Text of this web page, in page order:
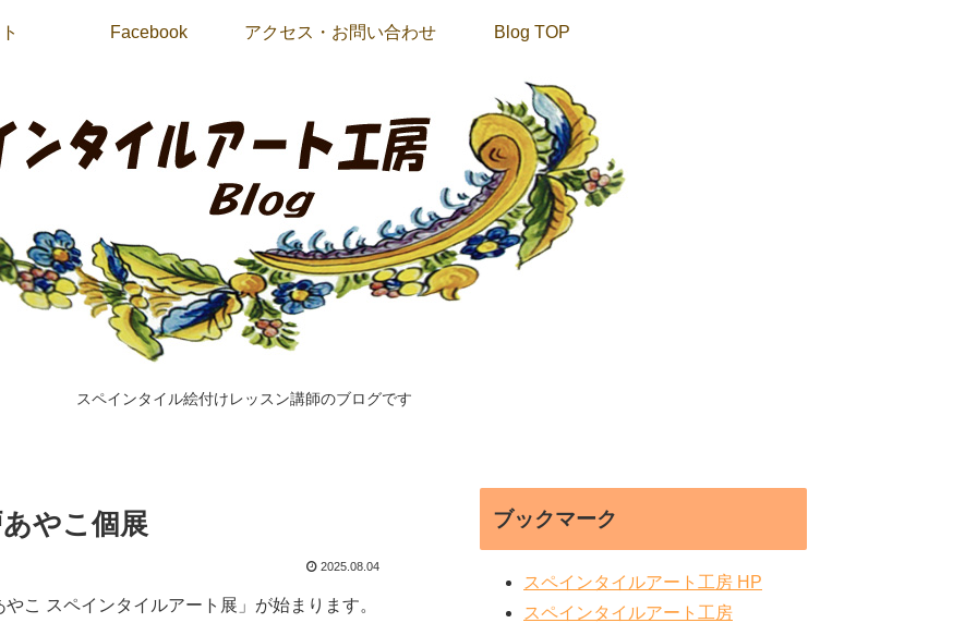
スペインタイル絵付けレッスン講師のブログです
Facebook アクセス・お問い合わせ Blog TOP
やこ個展
2025.08.04
こ スペインタイルアート展」が始まります。
ブックマーク
スペインタイルアート工房 HP
スペインタイルアート工房